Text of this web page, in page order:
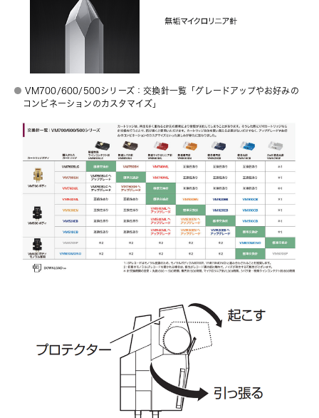
VM700/600/500シリーズ：交換針一覧「グレードアップやお好みの
コンビネーションのカスタマイズ」